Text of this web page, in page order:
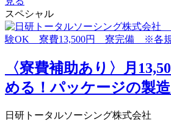
スペシャル
〈寮費補助あり〉月
める！パッケージの製
日研トータルソーシング株式会社